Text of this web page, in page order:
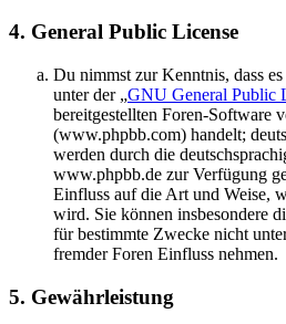
4. General Public License
Du nimmst zur Kenntnis, dass
unter der „GNU General Public
bereitgestellten Foren-Software
(www.phpbb.com) handelt;
werden durch die
www.phpbb.de zur Verfügung
Einfluss auf die Art und Weise,
wird. Sie können insbesondere
für bestimmte Zwecke nicht
fremder Foren Einfluss nehmen.
5. Gewährleistung